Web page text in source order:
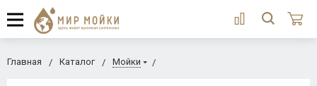
Главная Каталог Мойки